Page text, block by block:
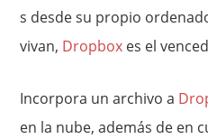
s desde su propio
vivan, Dropbox es el
Incorpora un archivo a
en la nube, además de en